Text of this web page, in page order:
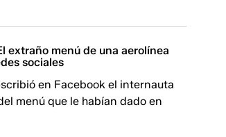
extraño menú de una aerolínea
sociales
en Facebook el internauta
menú que le habían dado en